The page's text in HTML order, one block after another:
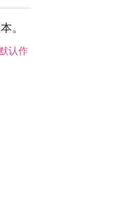
。
认作